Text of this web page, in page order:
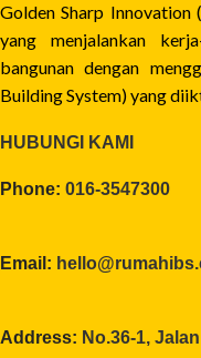
Golden Sharp Innovation
yang menjalankan
bangunan dengan
Building System) yang
HUBUNGI KAMI
Phone: 016-3547300
Email:
Address: No.36-1,